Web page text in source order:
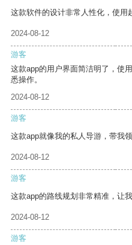
这款软件的设计非常人性化，使用
2024-08-12
游客
这款app的用户界面简洁明了，使
悉操作。
2024-08-12
游客
这款app就像我的私人导游，带我
2024-08-12
游客
这款app的路线规划非常精准，让
2024-08-12
游客